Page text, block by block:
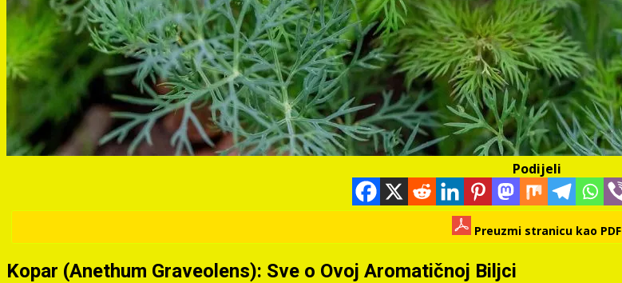
Podijeli
Preuzmi stranicu kao PDF
Kopar (Anethum Graveolens): Sve o Ovoj Aromatičnoj Biljci